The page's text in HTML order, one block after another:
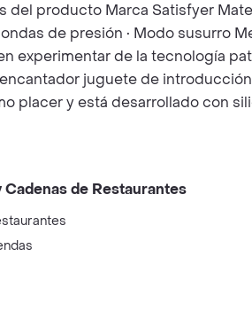
del producto Marca Satisfyer
de presión • Modo susurro
experimentar de la tecnología
juguete de
placer y está desarrollado con
Cadenas de Restaurantes